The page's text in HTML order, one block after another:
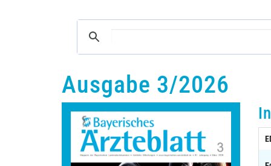
Ausgabe 3/2026